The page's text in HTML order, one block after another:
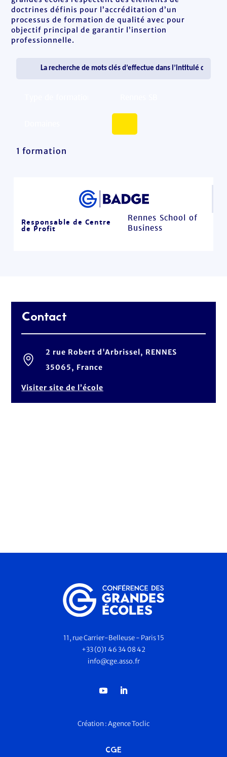
doctrines définis pour l’accréditation d’un
processus de formation de qualité avec pour
objectif principal de garantir l’insertion
professionnelle.
1 formation
Responsable de Centre
de Profit
Rennes School of
Business
Contact
2 rue Robert d'Arbrissel, RENNES
35065, France
Visiter site de l’école
11, rue Carrier-Belleuse - Paris 15
+33 (0)1 46 34 08 42
info@cge.asso.fr
Création :Agence Toclic
CGE